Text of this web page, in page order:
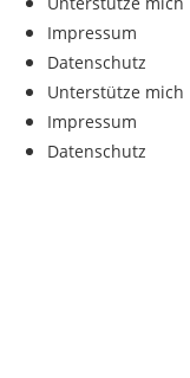
Impressum
Datenschutz
Unterstütze mich
Impressum
Datenschutz